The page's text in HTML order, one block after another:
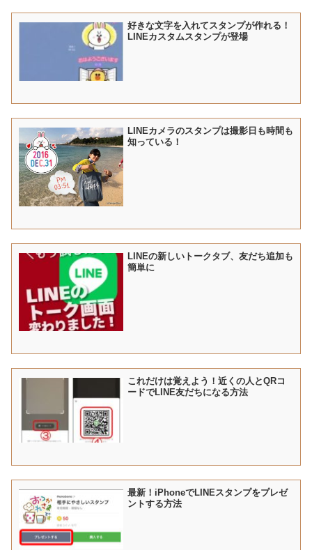
好きな文字を入れてスタンプが作れる！
LINEカスタムスタンプが登場
LINEカメラのスタンプは撮影日も時間も
知っている！
LINEの新しいトークタブ、友だち追加も
簡単に
これだけは覚えよう！近くの人とQRコ
ードでLINE友だちになる方法
最新！iPhoneでLINEスタンプをプレゼ
ントする方法